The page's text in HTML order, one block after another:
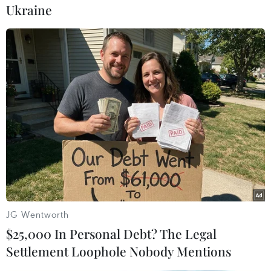
#Cà Mau #Cháy cửa hàng
#cửa hàng Viettel
#thị trấn Đầm Dơi
#cháy lan Cà Mau
Theo dõi VietnamPlus
TIN LIÊN QUAN
Ukraine
JG Wentworth
$25,000 In Personal Debt? The Legal
Settlement Loophole Nobody Mentions